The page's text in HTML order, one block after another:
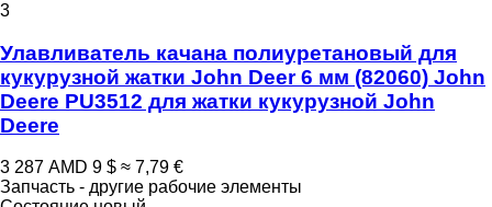
3
Улавливатель качана полиуретановый для
кукурузной жатки John Deer 6 мм (82060) John
Deere PU3512 для жатки кукурузной John
Deere
3 287 AMD 9 $ ≈ 7,79 €
Запчасть - другие рабочие элементы